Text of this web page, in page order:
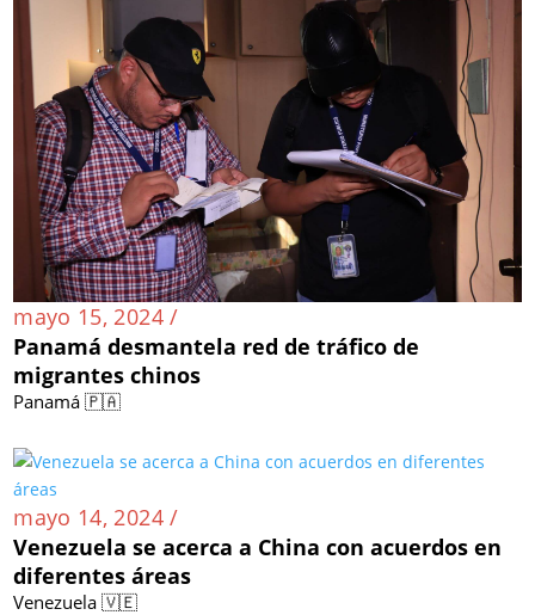
mayo 15, 2024 /
Panamá desmantela red de tráfico de
migrantes chinos
Panamá 🇵🇦
mayo 14, 2024 /
Venezuela se acerca a China con acuerdos en
diferentes áreas
Venezuela 🇻🇪